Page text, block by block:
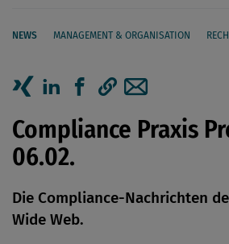
NEWS MANAGEMENT & ORGANISATION
Seiteninhalt
Artikel auf Xing teilen
Artikel auf linkedIn
Artikel auf
Artikellink
Artikel per
Compliance Praxis
06.02.
Die Compliance-Nachrichten
Wide Web.